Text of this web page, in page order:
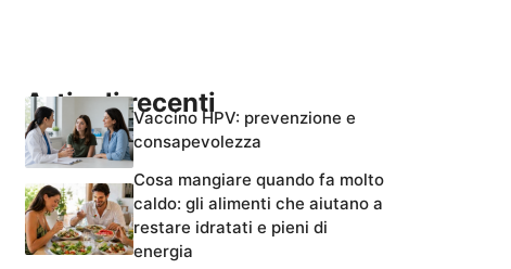
Articoli recentiVaccino HPV: prevenzione e
consapevolezza
Cosa mangiare quando fa molto
caldo: gli alimenti che aiutano a
restare idratati e pieni di
energia